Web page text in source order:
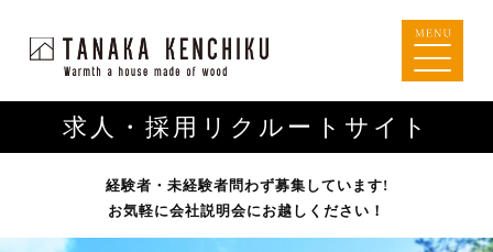
求人・採用リクルートサイト
経験者・未経験者問わず募集しています!
お気軽に会社説明会にお越しください！